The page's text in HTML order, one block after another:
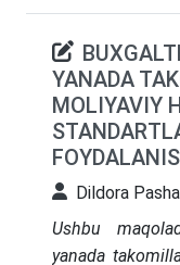
YANADA
MOLIYAVIY
Dildora
Ushbu
уаnаdа